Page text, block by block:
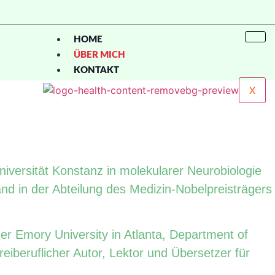
HOME
ÜBER MICH
KONTAKT
X
Konstanz in molekularer Neurobiologie
in der Abteilung des Medizin-Nobelpreisträgers
Emory University in Atlanta, Department of
Autor, Lektor und Übersetzer für